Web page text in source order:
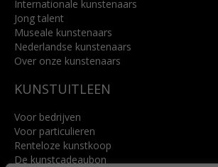
Internationale kunstenaars
Jong talent
Museale kunstenaars
Nederlandse kunstenaars
Over onze kunstenaars
KUNSTUITLEEN
Voor bedrijven
Voor particulieren
Renteloze kunstkoop
De kunstcadeaubon